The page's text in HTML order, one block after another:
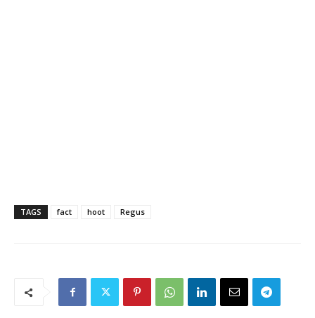
TAGS fact hoot Regus